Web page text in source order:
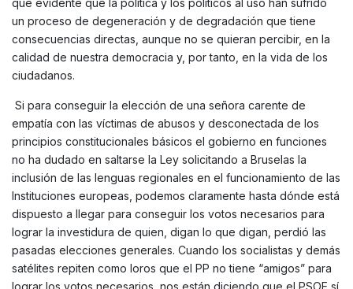
un proceso de degeneración y de degradación que tiene
consecuencias directas, aunque no se quieran percibir, en la
calidad de nuestra democracia y, por tanto, en la vida de los
ciudadanos.
Si para conseguir la elección de una señora carente de
empatía con las víctimas de abusos y desconectada de los
principios constitucionales básicos el gobierno en funciones
no ha dudado en saltarse la Ley solicitando a Bruselas la
inclusión de las lenguas regionales en el funcionamiento de las
Instituciones europeas, podemos claramente hasta dónde está
dispuesto a llegar para conseguir los votos necesarios para
lograr la investidura de quien, digan lo que digan, perdió las
pasadas elecciones generales. Cuando los socialistas y demás
satélites repiten como loros que el PP no tiene “amigos” para
lograr los votos necesarios, nos están diciendo que el PSOE sí